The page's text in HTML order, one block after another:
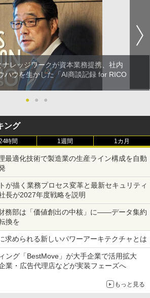
ナレッジワークが資本業務提携、社内
ハウを生かした「AI商談記録 for RICO
●
● ●
ング
時間 1週間 1カ月
最適化技術で製造業の生産ライン構成を自動
が描く業務プロセス変革と最新セキュリティ
が2027年度戦略を説明
務部は「価値創出の中核」に――データ集約
換を
求められる新しいパワーアーキテクチャとは
ング「BestMove」が大手企業で活用拡大
業・広告代理店などが実装フェーズへ
もっと見る